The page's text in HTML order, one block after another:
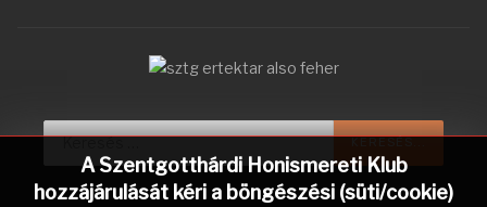
A Szentgotthárdi Honismereti Klub
hozzájárulását kéri a böngészési (süti/cookie)
Keresés...